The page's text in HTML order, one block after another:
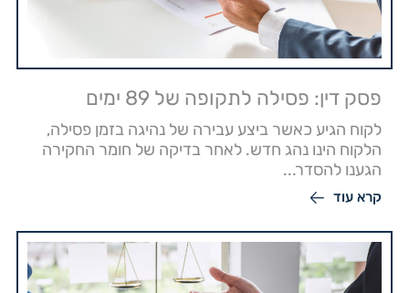
פסק דין: פסילה לתקופה של 89 ימים
לקוח הגיע כאשר ביצע עבירה של נהיגה בזמן פסילה,
הלקוח הינו נהג חדש. לאחר בדיקה של חומר החקירה
הגענו להסדר...
קרא עוד